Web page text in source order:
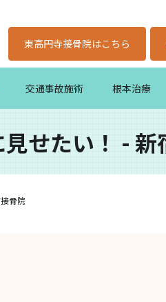
東高円寺接骨院はこちら
交通事故施術 根本治療
せたい！ -
骨院